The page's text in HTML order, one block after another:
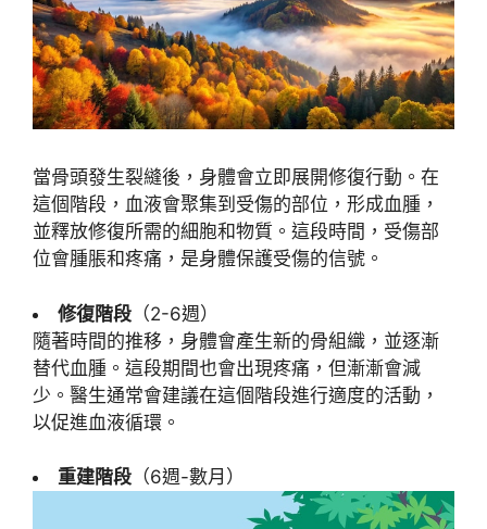
當骨頭發生裂縫後，身體會立即展開修復行動。在
這個階段，血液會聚集到受傷的部位，形成血腫，
並釋放修復所需的細胞和物質。這段時間，受傷部
位會腫脹和疼痛，是身體保護受傷的信號。
修復階段 （2-6週）
隨著時間的推移，身體會產生新的骨組織，並逐漸
替代血腫。這段期間也會出現疼痛，但漸漸會減
少。醫生通常會建議在這個階段進行適度的活動，
以促進血液循環。
重建階段 （6週-數月）